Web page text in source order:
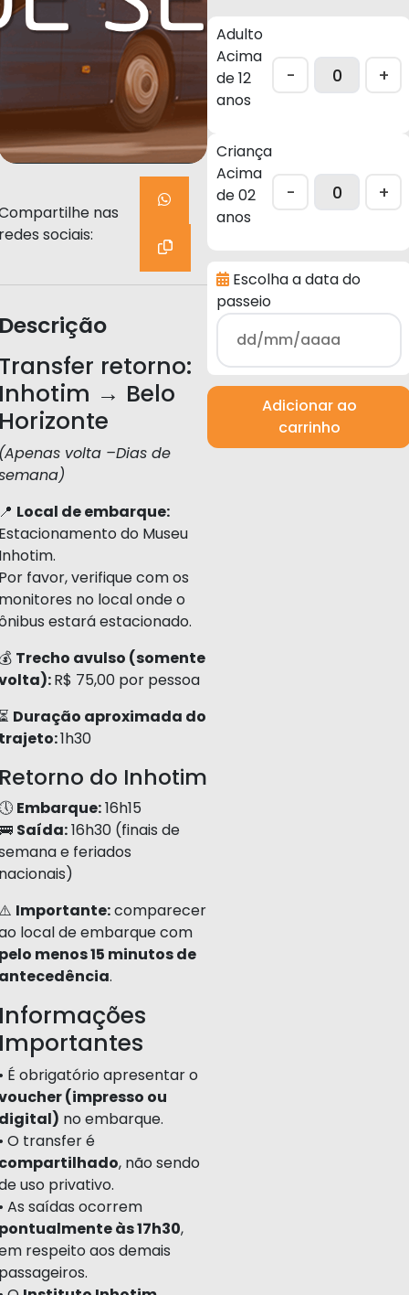
nas
sociais:
retorno:
→ Belo
volta –Dias de
Local de embarque:
do Museu
favor, verifique com os
no local onde o
estará estacionado.
Trecho avulso (somente
R$ 75,00 por pessoa
Duração aproximada do
1h30
do Inhotim
Embarque:16h15
Saída:16h30 (finais de
e feriados
Importante:comparecer
local de embarque com
menos 15 minutos de
.
É obrigatório apresentar o
(impresso ou
no embarque.
O transfer é
, não sendo
uso privativo.
As saídas ocorrem
às 17h30,
respeito aos demais
Adulto
Acima
de 12
anos
- +
Criança
Acima
de 02
anos
- +
Escolha a data do
passeio
Adicionar ao
carrinho